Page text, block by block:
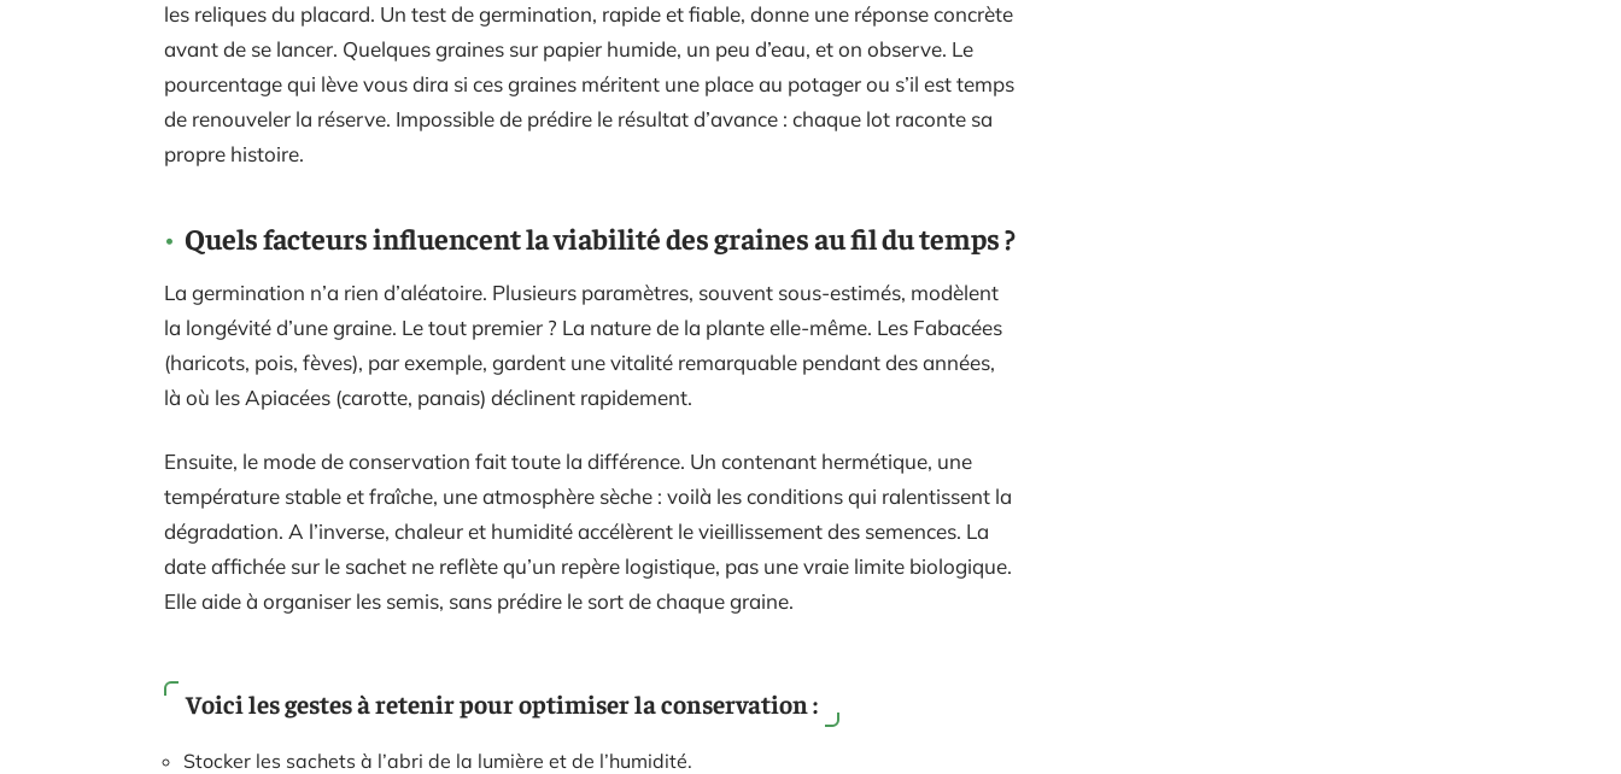
les reliques du placard. Un test de germination, rapide et fiable, donne une réponse concrète
avant de se lancer. Quelques graines sur papier humide, un peu d’eau, et on observe. Le
pourcentage qui lève vous dira si ces graines méritent une place au potager ou s’il est temps
de renouveler la réserve. Impossible de prédire le résultat d’avance : chaque lot raconte sa
propre histoire.
Quels facteurs influencent la viabilité des graines au fil du temps ?
La germination n’a rien d’aléatoire. Plusieurs paramètres, souvent sous-estimés, modèlent
la longévité d’une graine. Le tout premier ? La nature de la plante elle-même. Les Fabacées
(haricots, pois, fèves), par exemple, gardent une vitalité remarquable pendant des années,
là où les Apiacées (carotte, panais) déclinent rapidement.
Ensuite, le mode de conservation fait toute la différence. Un contenant hermétique, une
température stable et fraîche, une atmosphère sèche : voilà les conditions qui ralentissent la
dégradation. A l’inverse, chaleur et humidité accélèrent le vieillissement des semences. La
date affichée sur le sachet ne reflète qu’un repère logistique, pas une vraie limite biologique.
Elle aide à organiser les semis, sans prédire le sort de chaque graine.
Voici les gestes à retenir pour optimiser la conservation :
Stocker les sachets à l’abri de la lumière et de l’humidité.